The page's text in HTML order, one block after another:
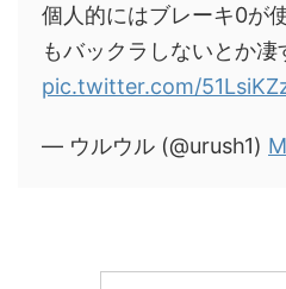
個人的にはブレーキ0が
もバックラしないとか凄
pic.twitter.com/
— ウルウル (@urush1)